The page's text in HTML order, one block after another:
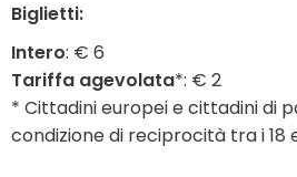
Biglietti:
Intero: € 6
Tariffa agevolata*: € 2
* Cittadini europei e cittadini di
condizione di reciprocità tra i 18